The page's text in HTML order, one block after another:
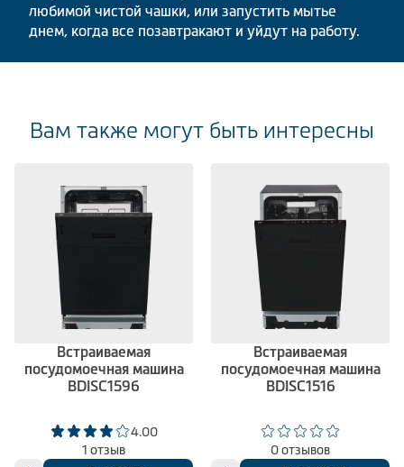
любимой чистой чашки, или запустить мытье
днем, когда все позавтракают и уйдут на работу.
Вам также могут быть интересны
Встраиваемая
посудомоечная машина
BDISC1596
4.00
1 отзыв
Встраиваемая
посудомоечная машина
BDISC1516
0 отзывов